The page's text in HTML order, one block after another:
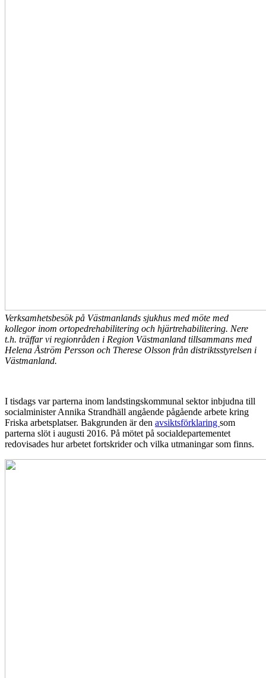
Verksamhetsbesök på Västmanlands sjukhus med möte med
kollegor inom ortopedrehabilitering och hjärtrehabilitering. Nere
t.h. träffar vi regionråden i Region Västmanland tillsammans med
Helena Åström Persson och Therese Olsson från distriktsstyrelsen i
Västmanland.
I tisdags var parterna inom landstingskommunal sektor inbjudna till
socialminister Annika Strandhäll angående pågående arbete kring
Friska arbetsplatser. Bakgrunden är den avsiktsförklaring som
parterna slöt i augusti 2016. På mötet på socialdepartementet
redovisades hur arbetet fortskrider och vilka utmaningar som finns.